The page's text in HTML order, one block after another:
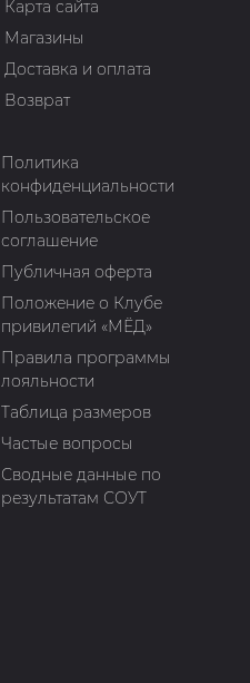
Карта сайта
Магазины
Доставка и оплата
Возврат
Политика
конфиденциальности
Пользовательское
соглашение
Публичная оферта
Положение о Клубе
привилегий «МЁД»
Правила программы
лояльности
Таблица размеров
Частые вопросы
Сводные данные по
результатам СОУТ